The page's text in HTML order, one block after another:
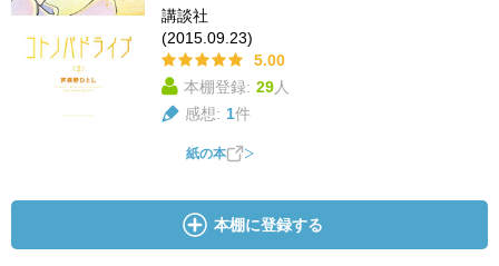
講談社
(2015.09.23)
5.00
本棚登録: 29人
感想: 1件
紙の本
本棚に登録する